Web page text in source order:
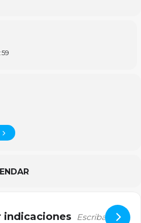
indicaciones